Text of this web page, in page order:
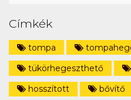
Címkék
tompa
tükörhegeszthető
hosszított
bővítő